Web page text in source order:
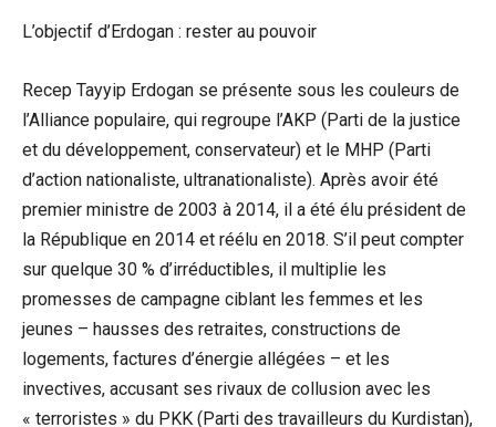
L’objectif d’Erdogan : rester au pouvoir
Recep Tayyip Erdogan se présente sous les couleurs de
l’Alliance populaire, qui regroupe l’AKP (Parti de la justice
et du développement, conservateur) et le MHP (Parti
d’action nationaliste, ultranationaliste). Après avoir été
premier ministre de 2003 à 2014, il a été élu président de
la République en 2014 et réélu en 2018. S’il peut compter
sur quelque 30 % d’irréductibles, il multiplie les
promesses de campagne ciblant les femmes et les
jeunes – hausses des retraites, constructions de
logements, factures d’énergie allégées – et les
invectives, accusant ses rivaux de collusion avec les
« terroristes » du PKK (Parti des travailleurs du Kurdistan),